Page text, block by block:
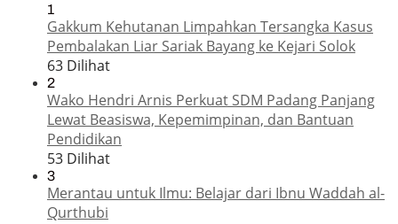
1
Gakkum Kehutanan Limpahkan Tersangka Kasus
Pembalakan Liar Sariak Bayang ke Kejari Solok
63 Dilihat
2
Wako Hendri Arnis Perkuat SDM Padang Panjang
Lewat Beasiswa, Kepemimpinan, dan Bantuan
Pendidikan
53 Dilihat
3
Merantau untuk Ilmu: Belajar dari Ibnu Waddah al-
Qurthubi